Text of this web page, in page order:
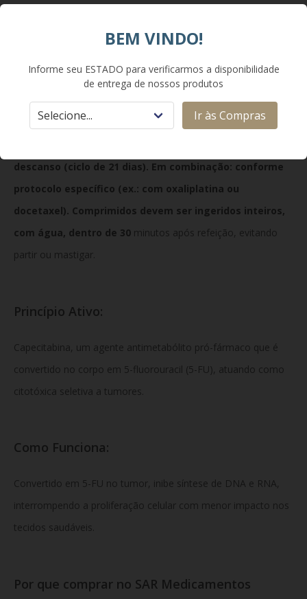
Terapêutica:Antineoplásico — antimetabólito oral pró-
fármaco de fluoropirimidina.
Monoterapia: 1 250 mg/m² duas vezes ao dia (manhã e
descanso (ciclo de 21 dias). Em combinação: conforme
protocolo específico (ex.: com oxaliplatina ou
docetaxel). Comprimidos devem ser ingeridos inteiros,
com água, dentro de 30 minutos após refeição, evitando
partir ou mastigar.
Princípio Ativo:
Capecitabina, um agente antimetabólito pró-fármaco que é
convertido no corpo em 5-fluorouracil (5-FU), atuando como
citotóxica sele­tiva a tumores.
Como Funciona:
Convertido em 5-FU no tumor, inibe síntese de DNA e RNA,
interrompendo a proliferação celular com menor impacto nos
tecidos saudáveis.
Por que comprar no SAR Medicamentos
BEM VINDO!
Informe seu ESTADO para verificarmos a disponibilidade
de entrega de nossos produtos
Ir às Compras